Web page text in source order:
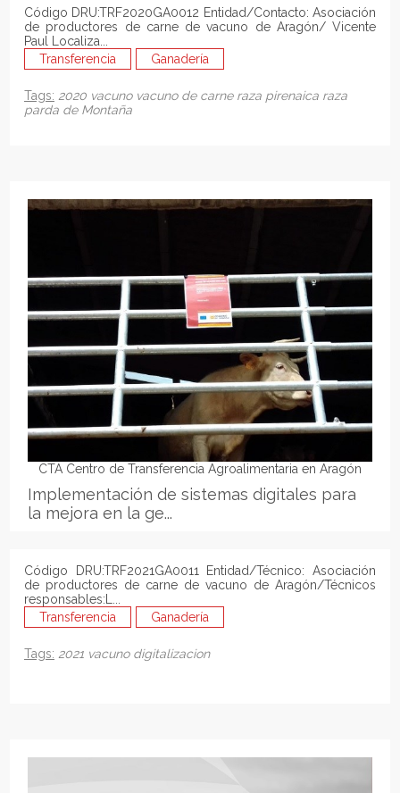
Código DRU:TRF2020GA0012 Entidad/Contacto: Asociación
de productores de carne de vacuno de Aragón/ Vicente
Paul Localiza...
Transferencia
Ganadería
Tags: 2020 vacuno vacuno de carne raza pirenaica raza
parda de Montaña
CTA Centro de Transferencia Agroalimentaria en Aragón
Implementación de sistemas digitales para
la mejora en la ge...
Código DRU:TRF2021GA0011 Entidad/Técnico: Asociación
de productores de carne de vacuno de Aragón/Técnicos
responsables:L...
Transferencia
Ganadería
Tags: 2021 vacuno digitalizacion